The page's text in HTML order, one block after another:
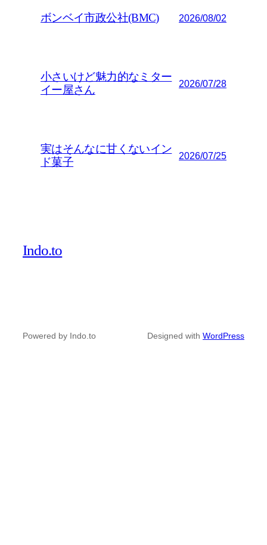
ボンベイ市政公社(BMC) 2026/08/02
小さいけど魅力的なミター
イー屋さん
2026/07/28
実はそんなに甘くないイン
ド菓子
2026/07/25
Indo.to
Powered by Indo.to Designed with WordPress